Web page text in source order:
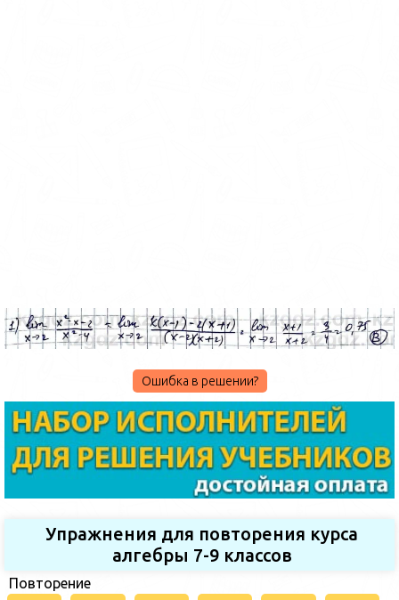
Ошибка в решении?
Упражнения для повторения курса
алгебры 7-9 классов
Повторение